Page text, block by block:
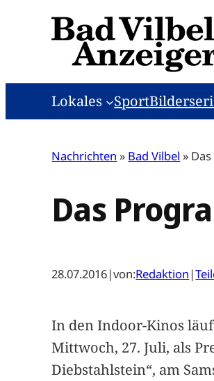
Lokales Sport
Nachrichten » Bad Vilbel »
Das
28.07.2016|von:Redaktion |
In den Indoor-Kinos
Mittwoch, 27. Juli, als
Diebstahlstein“, am